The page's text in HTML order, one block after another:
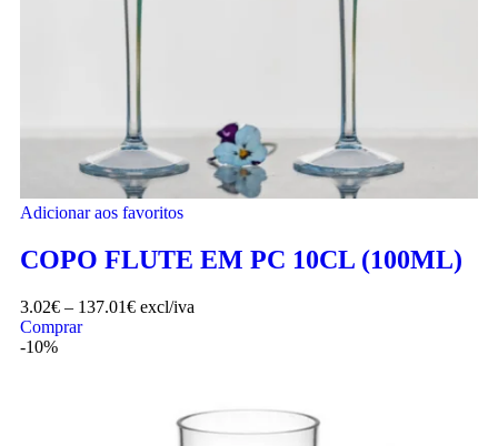
Adicionar aos favoritos
COPO FLUTE EM PC 10CL (100ML)
3.02€ – 137.01€ excl/iva
Comprar
-10%